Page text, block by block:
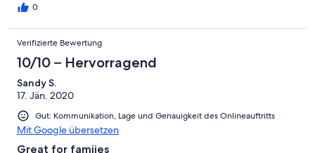
0
Verifizierte Bewertung
10/10 – Hervorragend
Sandy S.
17. Jän. 2020
Gut: Kommunikation, Lage und Genauigkeit des Onlineauftritts
Mit Google übersetzen
Great for famiies